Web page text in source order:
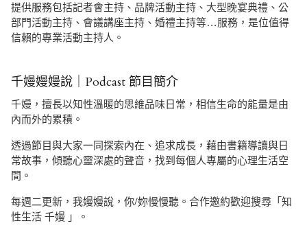
提供服務包括記者會主持、品牌活動主持、大型晚宴典禮、公
部門活動主持、會議講座主持、婚禮主持等…服務，是位值得
信賴的專業活動主持人。
千嫚嫚嫚說｜Podcast 節目簡介
千嫚，擅長以知性溫暖的思維品味日常，相信生命的能量是由
內而外的累積。
透過節目與大家一同探索內在、追求成長，藉由書籍導讀與日
常故事，傾聽心靈深處的聲音，找到每個人專屬的心理生活空
間。
每週二更新，我嫚嫚說，你/妳慢慢聽。合作邀約歡迎搜尋「知
性生活 千嫚 」。